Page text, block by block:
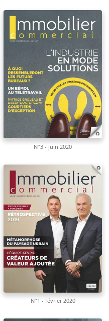
N°3 - juin 2020
N°1 - février 2020